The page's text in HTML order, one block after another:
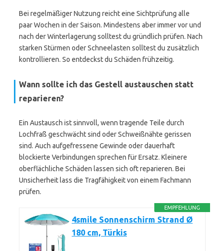
Bei regelmäßiger Nutzung reicht eine Sichtprüfung alle
paar Wochen in der Saison. Mindestens aber immer vor und
nach der Winterlagerung solltest du gründlich prüfen. Nach
starken Stürmen oder Schneelasten solltest du zusätzlich
kontrollieren. So entdeckst du Schäden frühzeitig.
Wann sollte ich das Gestell austauschen statt
reparieren?
Ein Austausch ist sinnvoll, wenn tragende Teile durch
Lochfraß geschwächt sind oder Schweißnähte gerissen
sind. Auch aufgefressene Gewinde oder dauerhaft
blockierte Verbindungen sprechen für Ersatz. Kleinere
oberflächliche Schäden lassen sich oft reparieren. Bei
Unsicherheit lass die Tragfähigkeit von einem Fachmann
prüfen.
EMPFEHLUNG
4smile Sonnenschirm Strand Ø
180 cm, Türkis